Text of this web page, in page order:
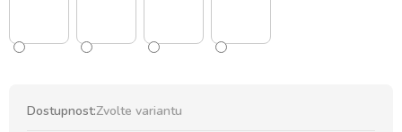
Dostupnost:Zvolte variantu